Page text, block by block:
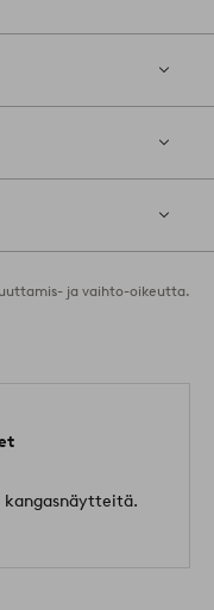
ja vaihto-oikeutta.
kangasnäytteitä.